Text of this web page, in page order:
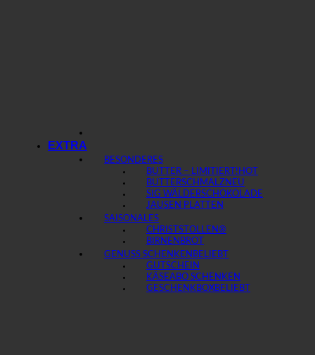
EXTRA
BESONDERES
BUTTER – LIMITIERT!
BUTTERSCHMALZ
SIG WÄLDERSCHOKOLADE
JAUSEN PLATTEN
SAISONALES
CHRISTSTOLLEN®
BIRNENBROT
GENUSS SCHENKEN
GUTSCHEIN
KÄSEABO SCHENKEN
GESCHENKBOX